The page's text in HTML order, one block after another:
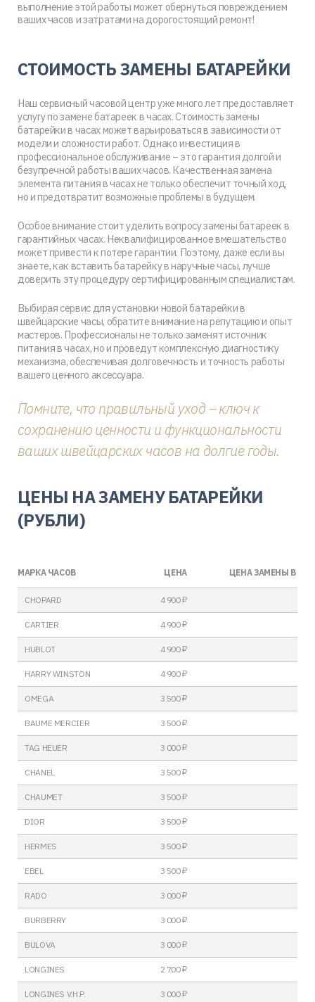
выполнение этой работы может обернуться повреждением
ваших часов и затратами на дорогостоящий ремонт!
СТОИМОСТЬ ЗАМЕНЫ БАТАРЕЙКИ
Наш сервисный часовой центр уже много лет предоставляет
услугу по замене батареек в часах. Стоимость замены
батарейки в часах может варьироваться в зависимости от
модели и сложности работ. Однако инвестиция в
профессиональное обслуживание – это гарантия долгой и
безупречной работы ваших часов. Качественная замена
элемента питания в часах не только обеспечит точный ход,
но и предотвратит возможные проблемы в будущем.
Особое внимание стоит уделить вопросу замены батареек в
гарантийных часах. Неквалифицированное вмешательство
может привести к потере гарантии. Поэтому, даже если вы
знаете, как вставить батарейку в наручные часы, лучше
доверить эту процедуру сертифицированным специалистам.
Выбирая сервис для установки новой батарейки в
швейцарские часы, обратите внимание на репутацию и опыт
мастеров. Профессионалы не только заменят источник
питания в часах, но и проведут комплексную диагностику
механизма, обеспечивая долговечность и точность работы
вашего ценного аксессуара.
Помните, что правильный уход – ключ к
сохранению ценности и функциональности
ваших швейцарских часов на долгие годы.
ЦЕНЫ НА ЗАМЕНУ БАТАРЕЙКИ
(РУБЛИ)
МАРКА ЧАСОВ ЦЕНА ЦЕНА ЗАМЕНЫ В
CHOPARD 4 900 ₽
CARTIER 4 900 ₽
HUBLOT 4 900 ₽
HARRY WINSTON 4 900 ₽
OMEGA 3 500 ₽
BAUME MERCIER 3 500 ₽
TAG HEUER 3 000 ₽
CHANEL 3 500 ₽
CHAUMET 3 500 ₽
DIOR 3 500 ₽
HERMES 3 500 ₽
EBEL 3 500 ₽
RADO 3 000 ₽
BURBERRY 3 000 ₽
BULOVA 3 000 ₽
LONGINES 2 700 ₽
LONGINES V.H.P. 3 000 ₽